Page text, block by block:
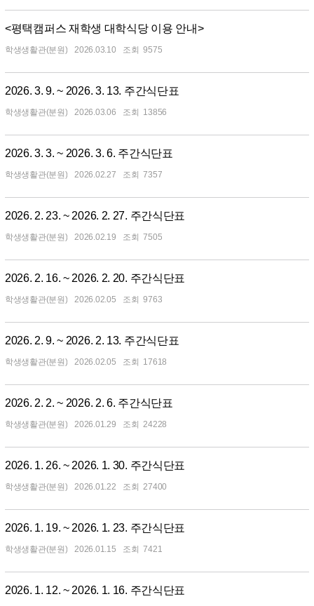
<평택캠퍼스 재학생 대학식당 이용 안내>
학생생활관(분원) 2026.03.10 9575
2026. 3. 9. ~ 2026. 3. 13. 주간식단표
학생생활관(분원) 2026.03.06 13856
2026. 3. 3. ~ 2026. 3. 6. 주간식단표
학생생활관(분원) 2026.02.27 7357
2026. 2. 23. ~ 2026. 2. 27. 주간식단표
학생생활관(분원) 2026.02.19 7505
2026. 2. 16. ~ 2026. 2. 20. 주간식단표
학생생활관(분원) 2026.02.05 9763
2026. 2. 9. ~ 2026. 2. 13. 주간식단표
학생생활관(분원) 2026.02.05 17618
2026. 2. 2. ~ 2026. 2. 6. 주간식단표
학생생활관(분원) 2026.01.29 24228
2026. 1. 26. ~ 2026. 1. 30. 주간식단표
학생생활관(분원) 2026.01.22 27400
2026. 1. 19. ~ 2026. 1. 23. 주간식단표
학생생활관(분원) 2026.01.15 7421
2026. 1. 12. ~ 2026. 1. 16. 주간식단표